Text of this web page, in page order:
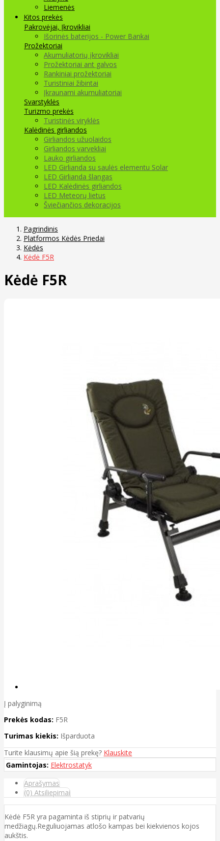
Liemenės
Kitos prekės
Pakrovėjai, Įkrovikliai
Išorinės baterijos - Power Bankai
Prožektoriai
Akumuliatorių įkrovikliai
Prožektoriai ant galvos
Rankiniai prožektoriai
Turistiniai žibintai
Įkraunami akumuliatoriai
Svarstyklės
Turizmo prekės
Turistinės viryklės
Kalėdinės girliandos
Girliandos užuolaidos
Girliandos varvekliai
Lauko girliandos
LED Girlianda su saulės elementu Solar
LED Girlianda šlangas
LED Kalėdinės girliandos
LED Meteorų lietus
Šviečiančios dekoracijos
Pagrindinis
Platformos Kėdės Priedai
Kėdės
Kėdė F5R
Kėdė F5R
Į palyginimą
Prekės kodas: F5R
Turimas kiekis: Išparduota
Turite klausimų apie šią prekę? Klauskite
Gamintojas: Elektrostatyk
Aprašymas
(0) Atsiliepimai
Kėdė F5R yra pagaminta iš stiprių ir patvarių
medžiagų.Reguliuojamas atlošo kampas bei kiekvienos kojos
aukštis.